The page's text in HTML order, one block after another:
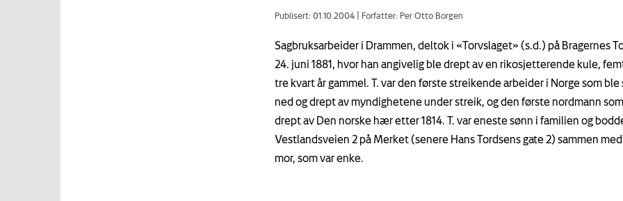
Publisert: 01.10.2004 Forfatter: Per Otto Borgen
Sagbruksarbeider i Drammen, deltok i «Torvslaget» (s.d.) på Bragernes
24. juni 1881, hvor han angivelig ble drept av en rikosjetterende kule,
tre kvart år gammel. T. var den første streikende arbeider i Norge som
ned og drept av myndighetene under streik, og den første nordmann
drept av Den norske hær etter 1814. T. var eneste sønn i familien og
Vestlandsveien 2 på Merket (senere Hans Tordsens gate 2) sammen
mor, som var enke.